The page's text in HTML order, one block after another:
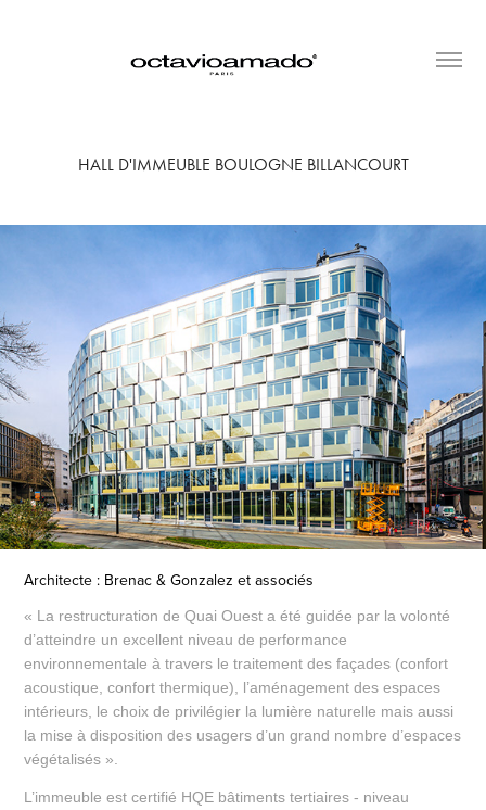
HALL D'IMMEUBLE BOULOGNE BILLANCOURT
Architecte : Brenac & Gonzalez et associés
« La restructuration de Quai Ouest a été guidée par la volonté
d’atteindre un excellent niveau de performance
environnementale à travers le traitement des façades (confort
acoustique, confort thermique), l’aménagement des espaces
intérieurs, le choix de privilégier la lumière naturelle mais aussi
la mise à disposition des usagers d’un grand nombre d’espaces
végétalisés ».
L’immeuble est certifié HQE bâtiments tertiaires - niveau